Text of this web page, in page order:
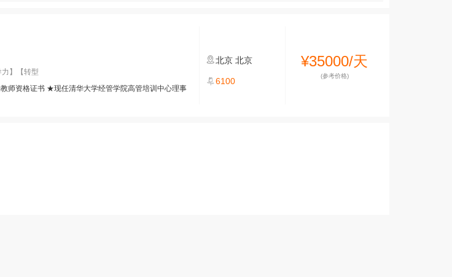
】【转型
师资格证书 ★现任清华大学经管学院高管培训中心理事
北京 北京
6100
¥35000/天
(参考价格)